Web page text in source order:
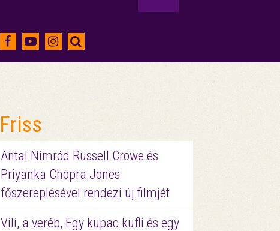
Friss
Antal Nimród Russell Crowe és
Priyanka Chopra Jones
főszereplésével rendezi új filmjét
Vili, a veréb, Egy kupac kufli és egy